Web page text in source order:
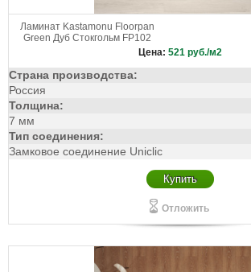
Черно-белый
Черно-серый
Черный
Черный глянец
Черный с желтым
Ламинат Kastamonu Floorpan
Green Дуб Стокгольм FP102
Цена: 521 руб./м2
Страна производства:
Россия
Толщина:
7 мм
Тип соединения:
Замковое соединение Uniclic
Купить
Отложить